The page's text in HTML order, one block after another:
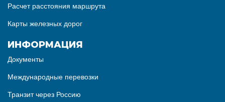
Расчет расстояния маршрута
Карты железных дорог
ИНФОРМАЦИЯ
Документы
Международные перевозки
Транзит через Россию